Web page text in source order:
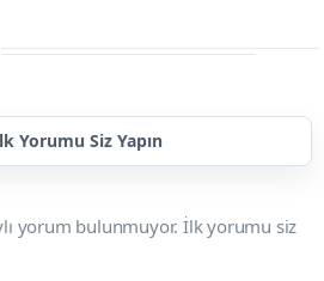
Yorumu Siz Yapın
yorum bulunmuyor. İlk yorumu siz